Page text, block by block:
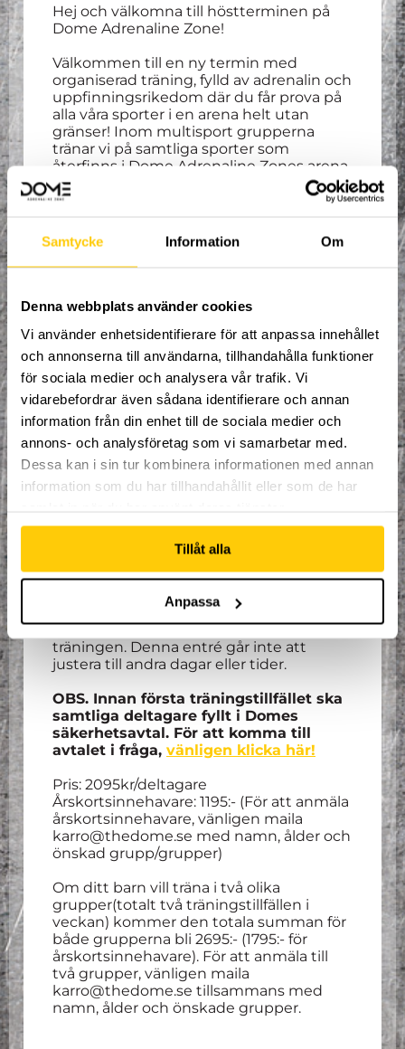
Samtycke Information Om
Denna webbplats använder cookies
Vi använder enhetsidentifierare för att anpassa innehållet
och annonserna till användarna, tillhandahålla funktioner
för sociala medier och analysera vår trafik. Vi
vidarebefordrar även sådana identifierare och annan
information från din enhet till de sociala medier och
annons- och analysföretag som vi samarbetar med.
Dessa kan i sin tur kombinera informationen med annan
information som du har tillhandahållit eller som de har
Tillåt alla
Anpassa
Hej och välkomna till höstterminen på
Dome Adrenaline Zone!
Välkommen till en ny termin med
organiserad träning, fylld av adrenalin och
uppfinningsrikedom där du får prova på
alla våra sporter i en arena helt utan
gränser! Inom multisport grupperna
tränar vi på samtliga sporter som
återfinns i Dome Adrenaline Zones arena,
bland annat Parkour, Gymnastik,
Klättring, Tricking, BMX, Dirtbike,
Våra erfarna coacher tar hand om dig och
ser till att du ständigt utvecklas i den
Spontanitet, glädje och kamratskap är
Alla mellan 8 - 9 år är välkomna att delta.
Träning varje torsdag 17:00-18:00.
Höstterminen pågår från
septembervecka 36 till och med 15:e
december vecka 50 . Uppehåll vecka 44
för höstlov. Gemensam avslutning för
samtliga grupper torsdagen 19:e
fungerar som riktlinje. Inte något man
måste följa till punkt och pricka.
För alla som går på träningarna så ingår
ett par trampolinstrumpor såväl som en
timmes entré varje vecka som
deltagaren ska/kan nyttja direkt efter
träningen. Denna entré går inte att
justera till andra dagar eller tider.
OBS. Innan första träningstillfället ska
samtliga deltagare fyllt i Domes
säkerhetsavtal. För att komma till
avtalet i fråga, vänligen klicka här!
Pris: 2095kr/deltagare
Årskortsinnehavare: 1195:- (För att anmäla
årskortsinnehavare, vänligen maila
karro@thedome.se med namn, ålder och
önskad grupp/grupper)
Om ditt barn vill träna i två olika
grupper(totalt två träningstillfällen i
veckan) kommer den totala summan för
både grupperna bli 2695:- (1795:- för
årskortsinnehavare). För att anmäla till
två grupper, vänligen maila
karro@thedome.se tillsammans med
namn, ålder och önskade grupper.